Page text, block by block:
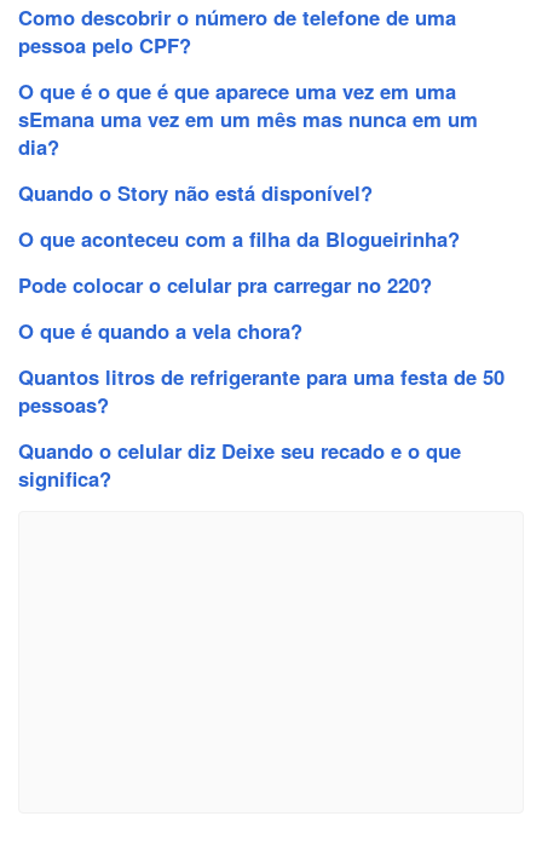
Como descobrir o número de telefone de uma
pessoa pelo CPF?
O que é o que é que aparece uma vez em uma
sEmana uma vez em um mês mas nunca em um
dia?
Quando o Story não está disponível?
O que aconteceu com a filha da Blogueirinha?
Pode colocar o celular pra carregar no 220?
O que é quando a vela chora?
Quantos litros de refrigerante para uma festa de 50
pessoas?
Quando o celular diz Deixe seu recado e o que
significa?